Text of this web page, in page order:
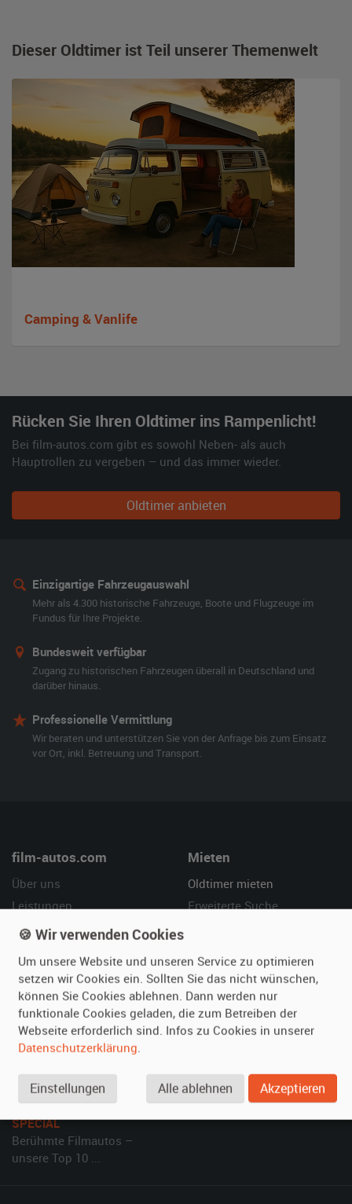
Dieser Oldtimer ist Teil unserer Themenwelt
Camping & Vanlife
Rücken Sie Ihren Oldtimer ins Rampenlicht!
Bei film-autos.com gibt es sowohl Neben- als auch
Hauptrollen zu vergeben – und das immer wieder.
Oldtimer anbieten
Einzigartige Fahrzeugauswahl
Mehr als 4.300 historische Fahrzeuge, Boote und Flugzeuge im
Fundus für Ihre Projekte.
Bundesweit verfügbar
Zugang zu historischen Fahrzeugen überall in Deutschland und
darüber hinaus.
Professionelle Vermittlung
Wir beraten und unterstützen Sie von der Anfrage bis zum Einsatz
vor Ort, inkl. Betreuung und Transport.
film-autos.com
Über uns
Leistungen
Referenzen
Mieten
Oldtimer mieten
Erweiterte Suche
Vermieten
Oldtimer anmelden
Fotos senden
Inserat verwalten
Hilfe
Häufige Fragen (FAQ)
So funktioniert's
SPECIAL
Berühmte Filmautos –
unsere Top 10 ...
🍪 Wir verwenden Cookies
Um unsere Website und unseren Service zu optimieren
setzen wir Cookies ein. Sollten Sie das nicht wünschen,
können Sie Cookies ablehnen. Dann werden nur
funktionale Cookies geladen, die zum Betreiben der
Webseite erforderlich sind. Infos zu Cookies in unserer
Datenschutzerklärung.
Einstellungen Alle ablehnen Akzeptieren